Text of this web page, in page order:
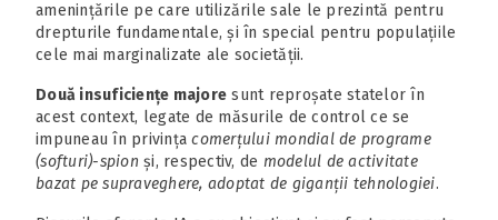
amenințările pe care utilizările sale le prezintă pentru
drepturile fundamentale, și în special pentru populațiile
cele mai marginalizate ale societății.
Două insuficiențe majore sunt reproșate statelor în
acest context, legate de măsurile de control ce se
impuneau în privințacomerțului mondial de programe
(softuri)-spion și, respectiv, de modelul de activitate
bazat pe supraveghere, adoptat de giganții tehnologiei.